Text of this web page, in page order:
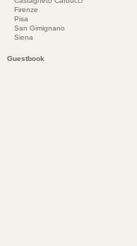
Firenze
Pisa
San Gimignano
Siena
Guestbook